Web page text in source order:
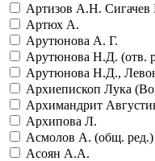
Артизов А.Н.
Артюх А.
Арутюнова А. Г.
Арутюнова Н.Д. (отв.
Арутюнова Н.Д.,
Архиепископ Лука
Архимандрит
Архипова Л.
Асмолов А. (общ. ред.)
Асоян А.А.